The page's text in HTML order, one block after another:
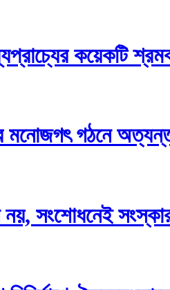
কয়েকটি
মনোজগৎ গঠনে
নয়, সংশোধনেই